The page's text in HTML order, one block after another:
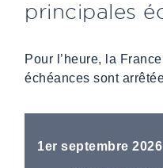
principales
Pour l’heure, la
échéances sont
1er septembre 2026